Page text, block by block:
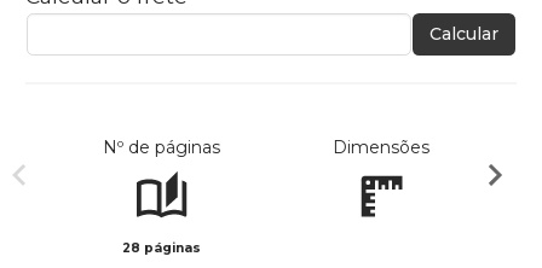
Calcular
Nº de páginas
28 páginas
Dimensões